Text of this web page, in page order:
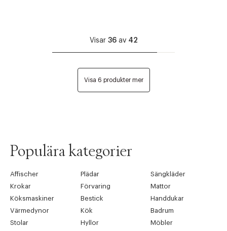
Visar 36av 42
Visa 6 produkter mer
Populära kategorier
Affischer Plädar
Sängkläder
Krokar
Förvaring
Mattor
Köksmaskiner
Bestick
Handdukar
Värmedynor
Kök
Badrum
Stolar
Hyllor
Möbler